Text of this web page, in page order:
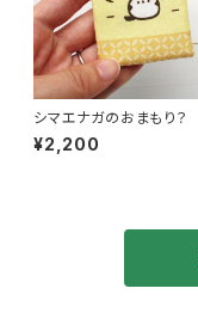
シマエナガのおまもり？
¥2,200